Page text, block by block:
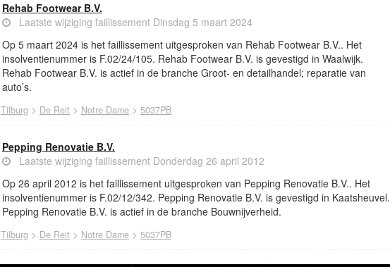
Rehab Footwear B.V.
Laatste wijziging faillissement Dinsdag 5 maart 2024
Op 5 maart 2024 is het faillissement uitgesproken van Rehab Footwear B.V.. Het
insolventienummer is F.02/24/105. Rehab Footwear B.V. is gevestigd in Waalwijk.
Rehab Footwear B.V. is actief in de branche Groot- en detailhandel; reparatie van
auto’s.
Tilburg > De Reit > Notre Dame > 5037PB
Pepping Renovatie B.V.
Laatste wijziging faillissement Donderdag 26 april 2012
Op 26 april 2012 is het faillissement uitgesproken van Pepping Renovatie B.V.. Het
insolventienummer is F.02/12/342. Pepping Renovatie B.V. is gevestigd in Kaatsheuvel.
Pepping Renovatie B.V. is actief in de branche Bouwnijverheid.
Tilburg > De Reit > Notre Dame > 5037PB